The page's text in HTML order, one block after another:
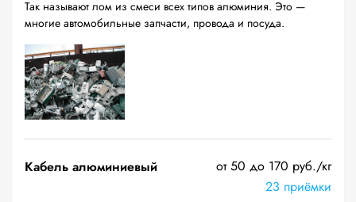
Так называют лом из смеси всех типов алюминия. Это —
многие автомобильные запчасти, провода и посуда.
Кабель алюминиевый
от 50 до 170 руб./кг
23 приёмки